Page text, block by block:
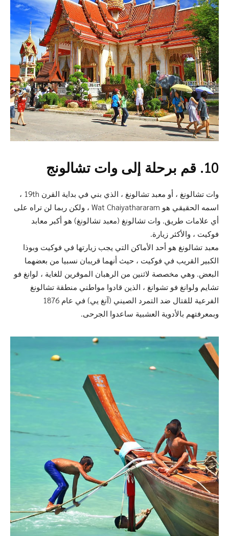
10. قم برحلة إلى وات تشالونج
وات تشالونغ ، أو معبد تشالونغ ، الذي بني في بداية القرن 19th ،
اسمه الحقيقي هو Wat Chaiyathararam ، ولكن ربما لن تراه على
أي علامات طريق. وات تشالونغ (معبد تشالونغ) هو أكبر معابد
فوكيت ، والأكثر زيارة.
معبد تشالونغ هو أحد الأماكن التي يجب زيارتها في فوكيت وبوذا
الكبير القريب في فوكيت ، حيث أنهما قريبان نسبيا من بعضهما
البعض. وهي مخصصة لاثنين من الرهبان الموقرين للغاية ، لوانغ فو
تشايم ولوانغ فو تشوانغ ، الذين قادوا مواطني منطقة تشالونغ
الفرعية للقتال ضد التمرد الصيني (آنغ يي) في عام 1876
وبمعرفتهم بالأدوية العشبية ساعدوا الجرحى.